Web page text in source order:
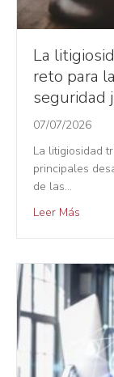
La
reto para
seguridad
07/07/2026
La litigiosidad
principales
de las…
Leer Más